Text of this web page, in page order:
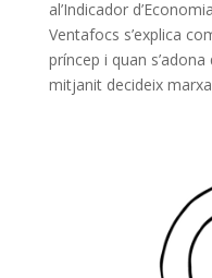
al’Indicador
Ventafocs s’explica
príncep i quan
mitjanit decideix